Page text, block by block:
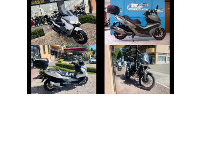
BMW SERIE-C
€ 4.390 €
KYMCO XCITING
€ 3.890 €
BMW SERIE-C
€ 4.990 €
HONDA AFRICA-
TWIN
€ 12.990 €